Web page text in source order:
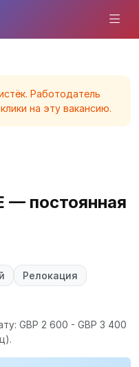
Работодатель
на эту вакансию.
— постоянная
Релокация
GBP 2 600 - GBP 3 400